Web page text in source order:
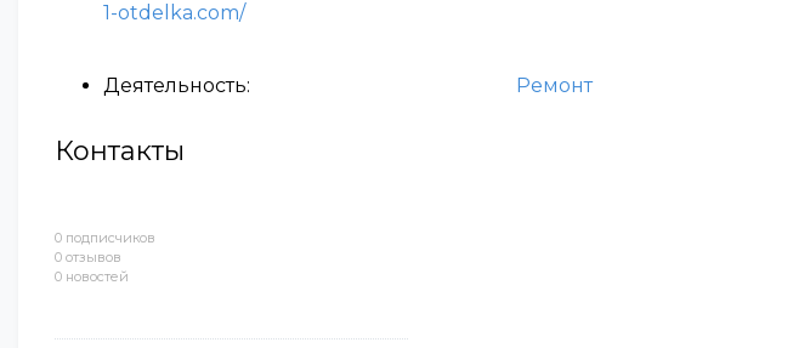
0 подписчиков
0 отзывов
0 новостей
1-otdelka.com/
Деятельность: Ремонт
Контакты